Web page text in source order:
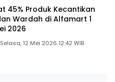
45% Produk Kecantikan
Wardah di Alfamart 1
2026
Selasa, 12 Mei 2026 12:42 WIB